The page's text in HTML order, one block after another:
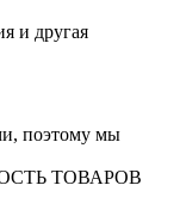
и другая
поэтому мы
ТОВАРОВ